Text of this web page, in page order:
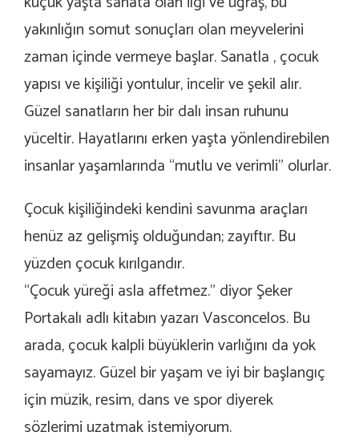
yakınlığın somut sonuçları olan meyvelerini
zaman içinde vermeye başlar. Sanatla , çocuk
yapısı ve kişiliği yontulur, incelir ve şekil alır.
Güzel sanatların her bir dalı insan ruhunu
yüceltir. Hayatlarını erken yaşta yönlendirebilen
insanlar yaşamlarında “mutlu ve verimli” olurlar.
Çocuk kişiliğindeki kendini savunma araçları
henüz az gelişmiş olduğundan; zayıftır. Bu
yüzden çocuk kırılgandır.
“Çocuk yüreği asla affetmez.” diyor Şeker
Portakalı adlı kitabın yazarı Vasconcelos. Bu
arada, çocuk kalpli büyüklerin varlığını da yok
sayamayız. Güzel bir yaşam ve iyi bir başlangıç
için müzik, resim, dans ve spor diyerek
sözlerimi uzatmak istemiyorum.